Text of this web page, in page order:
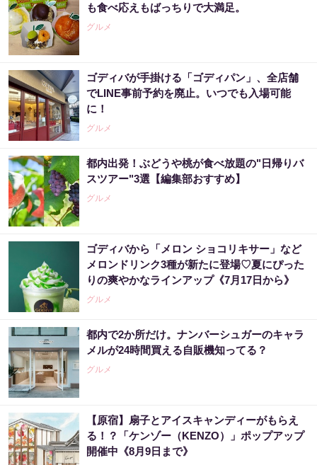
も食べ応えもばっちりで大満足。
グルメ
ゴディバが手掛ける「ゴディパン」、全店舗
でLINE事前予約を廃止。いつでも入場可能
に！
グルメ
都内出発！ぶどうや桃が食べ放題の"日帰りバ
スツアー"3選【編集部おすすめ】
グルメ
ゴディバから「メロン ショコリキサー」など
メロンドリンク3種が新たに登場♡夏にぴった
りの爽やかなラインアップ《7月17日から》
グルメ
都内で2か所だけ。ナンバーシュガーのキャラ
メルが24時間買える自販機知ってる？
グルメ
【原宿】扇子とアイスキャンディーがもらえ
る！？「ケンゾー（KENZO）」ポップアップ
開催中《8月9日まで》